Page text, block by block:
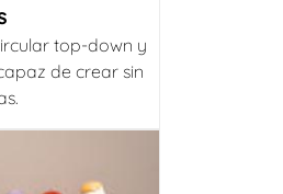
top-down y
de crear sin